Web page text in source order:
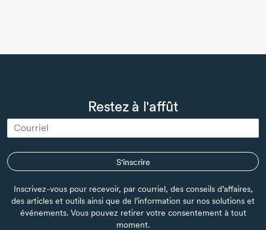
Restez à l'affût
S'inscrire
Inscrivez-vous pour recevoir, par courriel, des conseils d’affaires,
des articles et outils ainsi que de l’information sur nos solutions et
événements. Vous pouvez retirer votre consentement à tout
moment.